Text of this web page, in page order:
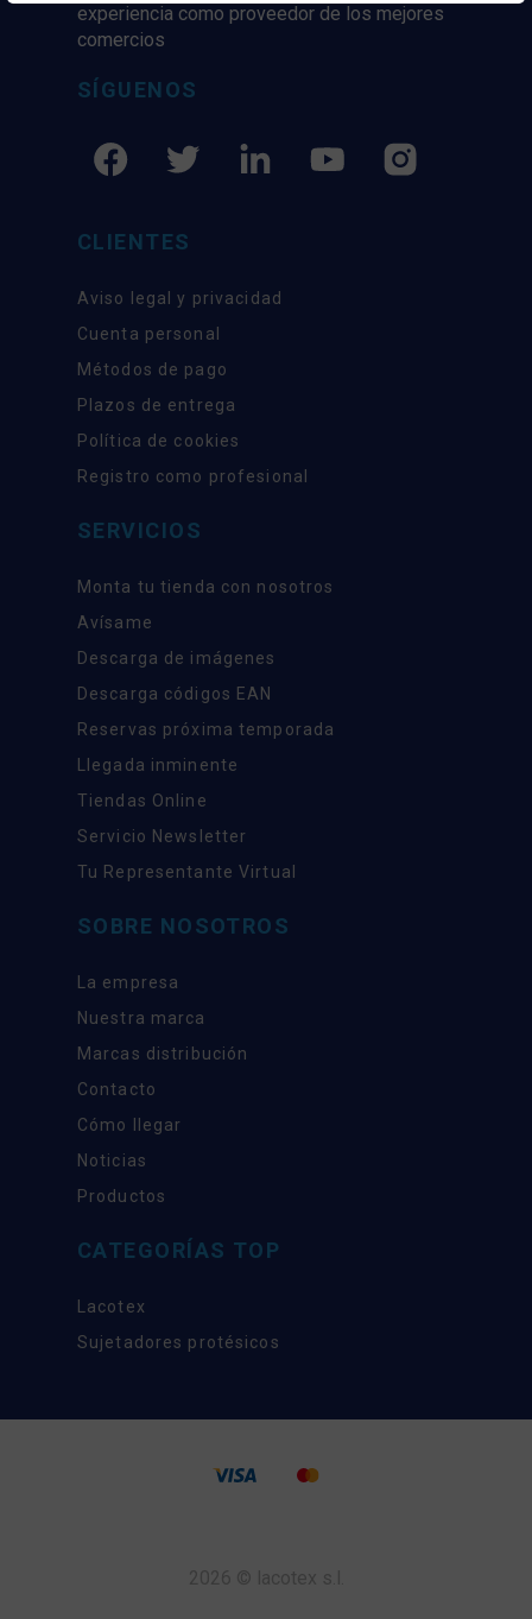
experiencia como proveedor de los mejores
comercios
SÍGUENOS
CLIENTES
Aviso legal y privacidad
Cuenta personal
Métodos de pago
Plazos de entrega
Política de cookies
Registro como profesional
SERVICIOS
Monta tu tienda con nosotros
Avísame
Descarga de imágenes
Descarga códigos EAN
Reservas próxima temporada
Llegada inminente
Tiendas Online
Servicio Newsletter
Tu Representante Virtual
SOBRE NOSOTROS
La empresa
Nuestra marca
Marcas distribución
Contacto
Cómo llegar
Noticias
Productos
CATEGORÍAS TOP
Lacotex
Sujetadores protésicos